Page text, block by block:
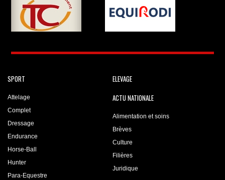
SPORT
Attelage
Complet
Dressage
Endurance
Horse-Ball
Hunter
Para-Equestre
ELEVAGE
ACTU NATIONALE
Alimentation et soins
Brèves
Culture
Filières
Juridique